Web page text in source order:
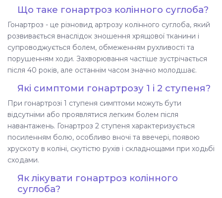
Що таке гонартроз колінного суглоба?
Гонартроз - це різновид артрозу колінного суглоба, який
розвивається внаслідок зношення хрящової тканини і
супроводжується болем, обмеженням рухливості та
порушенням ходи. Захворювання частіше зустрічається
після 40 років, але останнім часом значно молодшає.
Які симптоми гонартрозу 1 і 2 ступеня?
При гонартрозі 1 ступеня симптоми можуть бути
відсутніми або проявлятися легким болем після
навантажень. Гонартроз 2 ступеня характеризується
посиленням болю, особливо вночі та ввечері, появою
хрускоту в коліні, скутістю рухів і складнощами при ходьбі
сходами.
Як лікувати гонартроз колінного
суглоба?